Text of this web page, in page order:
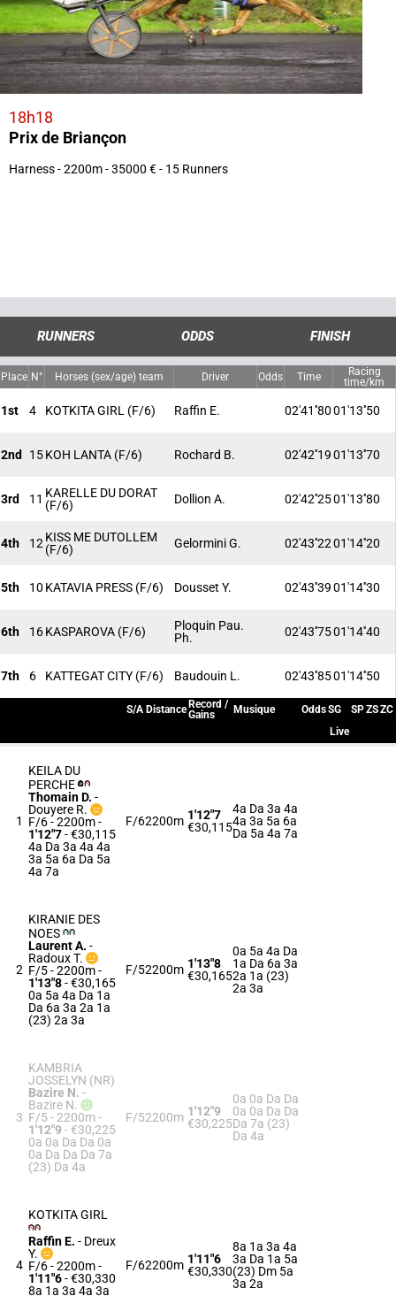
18h18
Prix de Briançon
Harness - 2200m - 35000 € - 15 Runners
RUNNERS ODDS FINISH
Place N° Horses (sex/age) team Driver Odds Time
Racing
time/km
1st 4 KOTKITA GIRL (F/6) Raffin E. 02'41''8001'13''50
2nd 15KOH LANTA (F/6) Rochard B. 02'42''1901'13''70
3rd 11 KARELLE DU DORAT
(F/6)
Dollion A. 02'42''2501'13''80
4th 12 KISS ME DUTOLLEM
(F/6)
Gelormini G. 02'43''2201'14''20
5th 10 KATAVIA PRESS (F/6) Dousset Y. 02'43''3901'14''30
6th 16KASPAROVA (F/6)
Ploquin Pau.
Ph.
02'43''7501'14''40
7th 6 KATTEGAT CITY (F/6) Baudouin L. 02'43''8501'14''50
S/A Distance Record /
Gains
Musique OddsSG SPZSZC
Live
1
KEILA DU
PERCHE
Thomain D. -
Douyere R.
F/6 - 2200m-
1'12"7- €30,115
4a Da 3a 4a 4a
3a 5a 6a Da 5a
4a 7a
F/62200m 1'12"7
€30,115
4a Da 3a 4a
4a 3a 5a 6a
Da 5a 4a 7a
2
KIRANIE DES
NOES
Laurent A. -
Radoux T.
F/5 - 2200m-
1'13"8- €30,165
0a 5a 4a Da 1a
Da 6a 3a 2a 1a
(23) 2a 3a
F/52200m 1'13"8
€30,165
0a 5a 4a Da
1a Da 6a 3a
2a 1a (23)
2a 3a
3
KAMBRIA
JOSSELYN (NR)
Bazire N. -
Bazire N.
F/5 - 2200m-
1'12"9- €30,225
0a 0a Da Da 0a
0a Da Da Da 7a
(23) Da 4a
F/52200m 1'12"9
€30,225
0a 0a Da Da
0a 0a Da Da
Da 7a (23)
Da 4a
4
KOTKITA GIRL
Raffin E. - Dreux
Y.
F/6 - 2200m-
1'11"6- €30,330
8a 1a 3a 4a 3a
F/62200m 1'11"6
€30,330
8a 1a 3a 4a
3a Da 1a 5a
(23) Dm 5a
3a 2a